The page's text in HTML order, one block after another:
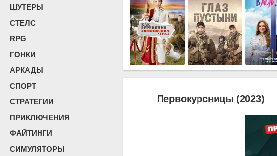
ШУТЕРЫ
СТЕЛС
RPG
ГОНКИ
АРКАДЫ
СПОРТ
СТРАТЕГИИ
ПРИКЛЮЧЕНИЯ
ФАЙТИНГИ
СИМУЛЯТОРЫ
Первокурсницы (2023)